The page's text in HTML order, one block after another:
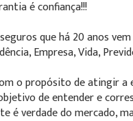
é confiança!!!
que há 20 anos
Empresa, Vida,
o propósito de atingir a
de entender e
é verdade do mercado,